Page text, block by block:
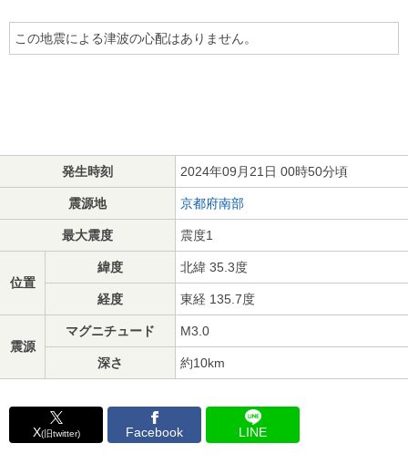
この地震による津波の心配はありません。
発生時刻 2024年09月21日 00時50分頃
震源地 京都府南部
最大震度 震度1
位置
緯度 北緯 35.3度
経度 東経 135.7度
震源
マグニチュード M3.0
深さ 約10km
X(旧twitter) Facebook LINE